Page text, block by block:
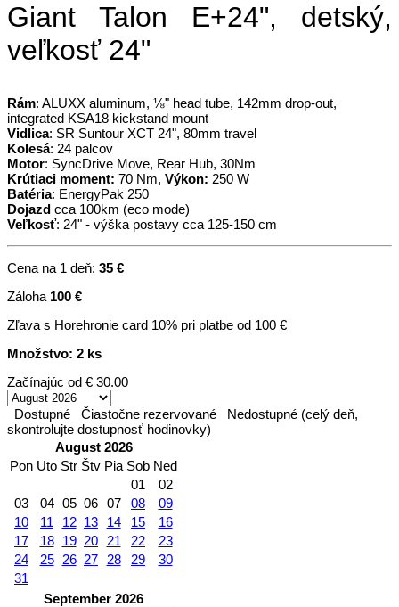
Giant Talon E+24", detský,
veľkosť 24"
Rám: ALUXX aluminum, ⅛" head tube, 142mm drop-out,
integrated KSA18 kickstand mount
Vidlica: SR Suntour XCT 24", 80mm travel
Kolesá: 24 palcov
Motor: SyncDrive Move, Rear Hub, 30Nm
Krútiaci moment: 70 Nm, Výkon: 250 W
Batéria: EnergyPak 250
Dojazd cca 100km (eco mode)
Veľkosť: 24" - výška postavy cca 125-150 cm
Cena na 1 deň: 35 €
Záloha 100 €
Zľava s Horehronie card 10% pri platbe od 100 €
Množstvo: 2 ks
Začínajúc od € 30.00
Dostupné Čiastočne rezervované
Nedostupné (celý deň,
skontrolujte dostupnosť hodinovky)
August 2026
Pon Uto Str Štv Pia Sob Ned
01
02
03
04 05 06 07 08
09
10
11 12 13 14 15
16
17
18 19 20 21 22
23
24
25 26 27 28 29
30
31
September 2026